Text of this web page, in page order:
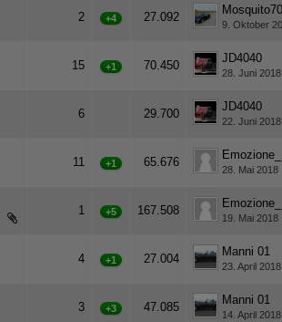
2 +4 27.092
Mosquito70
9. Oktober
15 +1 70.450
JD4040
28. Juni 2018
6 29.700
JD4040
22. Juni 2018
11 +1 65.676
28. Mai 2018
1 +5 167.508
19. Mai 2018
4 +1 27.004
Manni 01
23. April 2018
3 +3 47.085
Manni 01
14. April 2018